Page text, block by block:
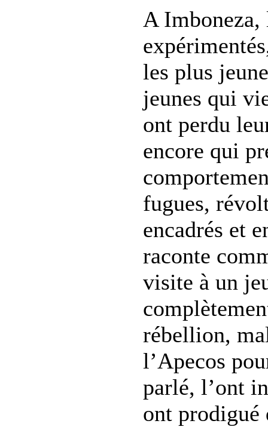
A Imboneza,
les plus
jeunes qui
ont perdu
encore qui
fugues,
encadrés et
raconte
visite à un
rébellion,
l’Apecos
parlé, l’ont
ont prodigué